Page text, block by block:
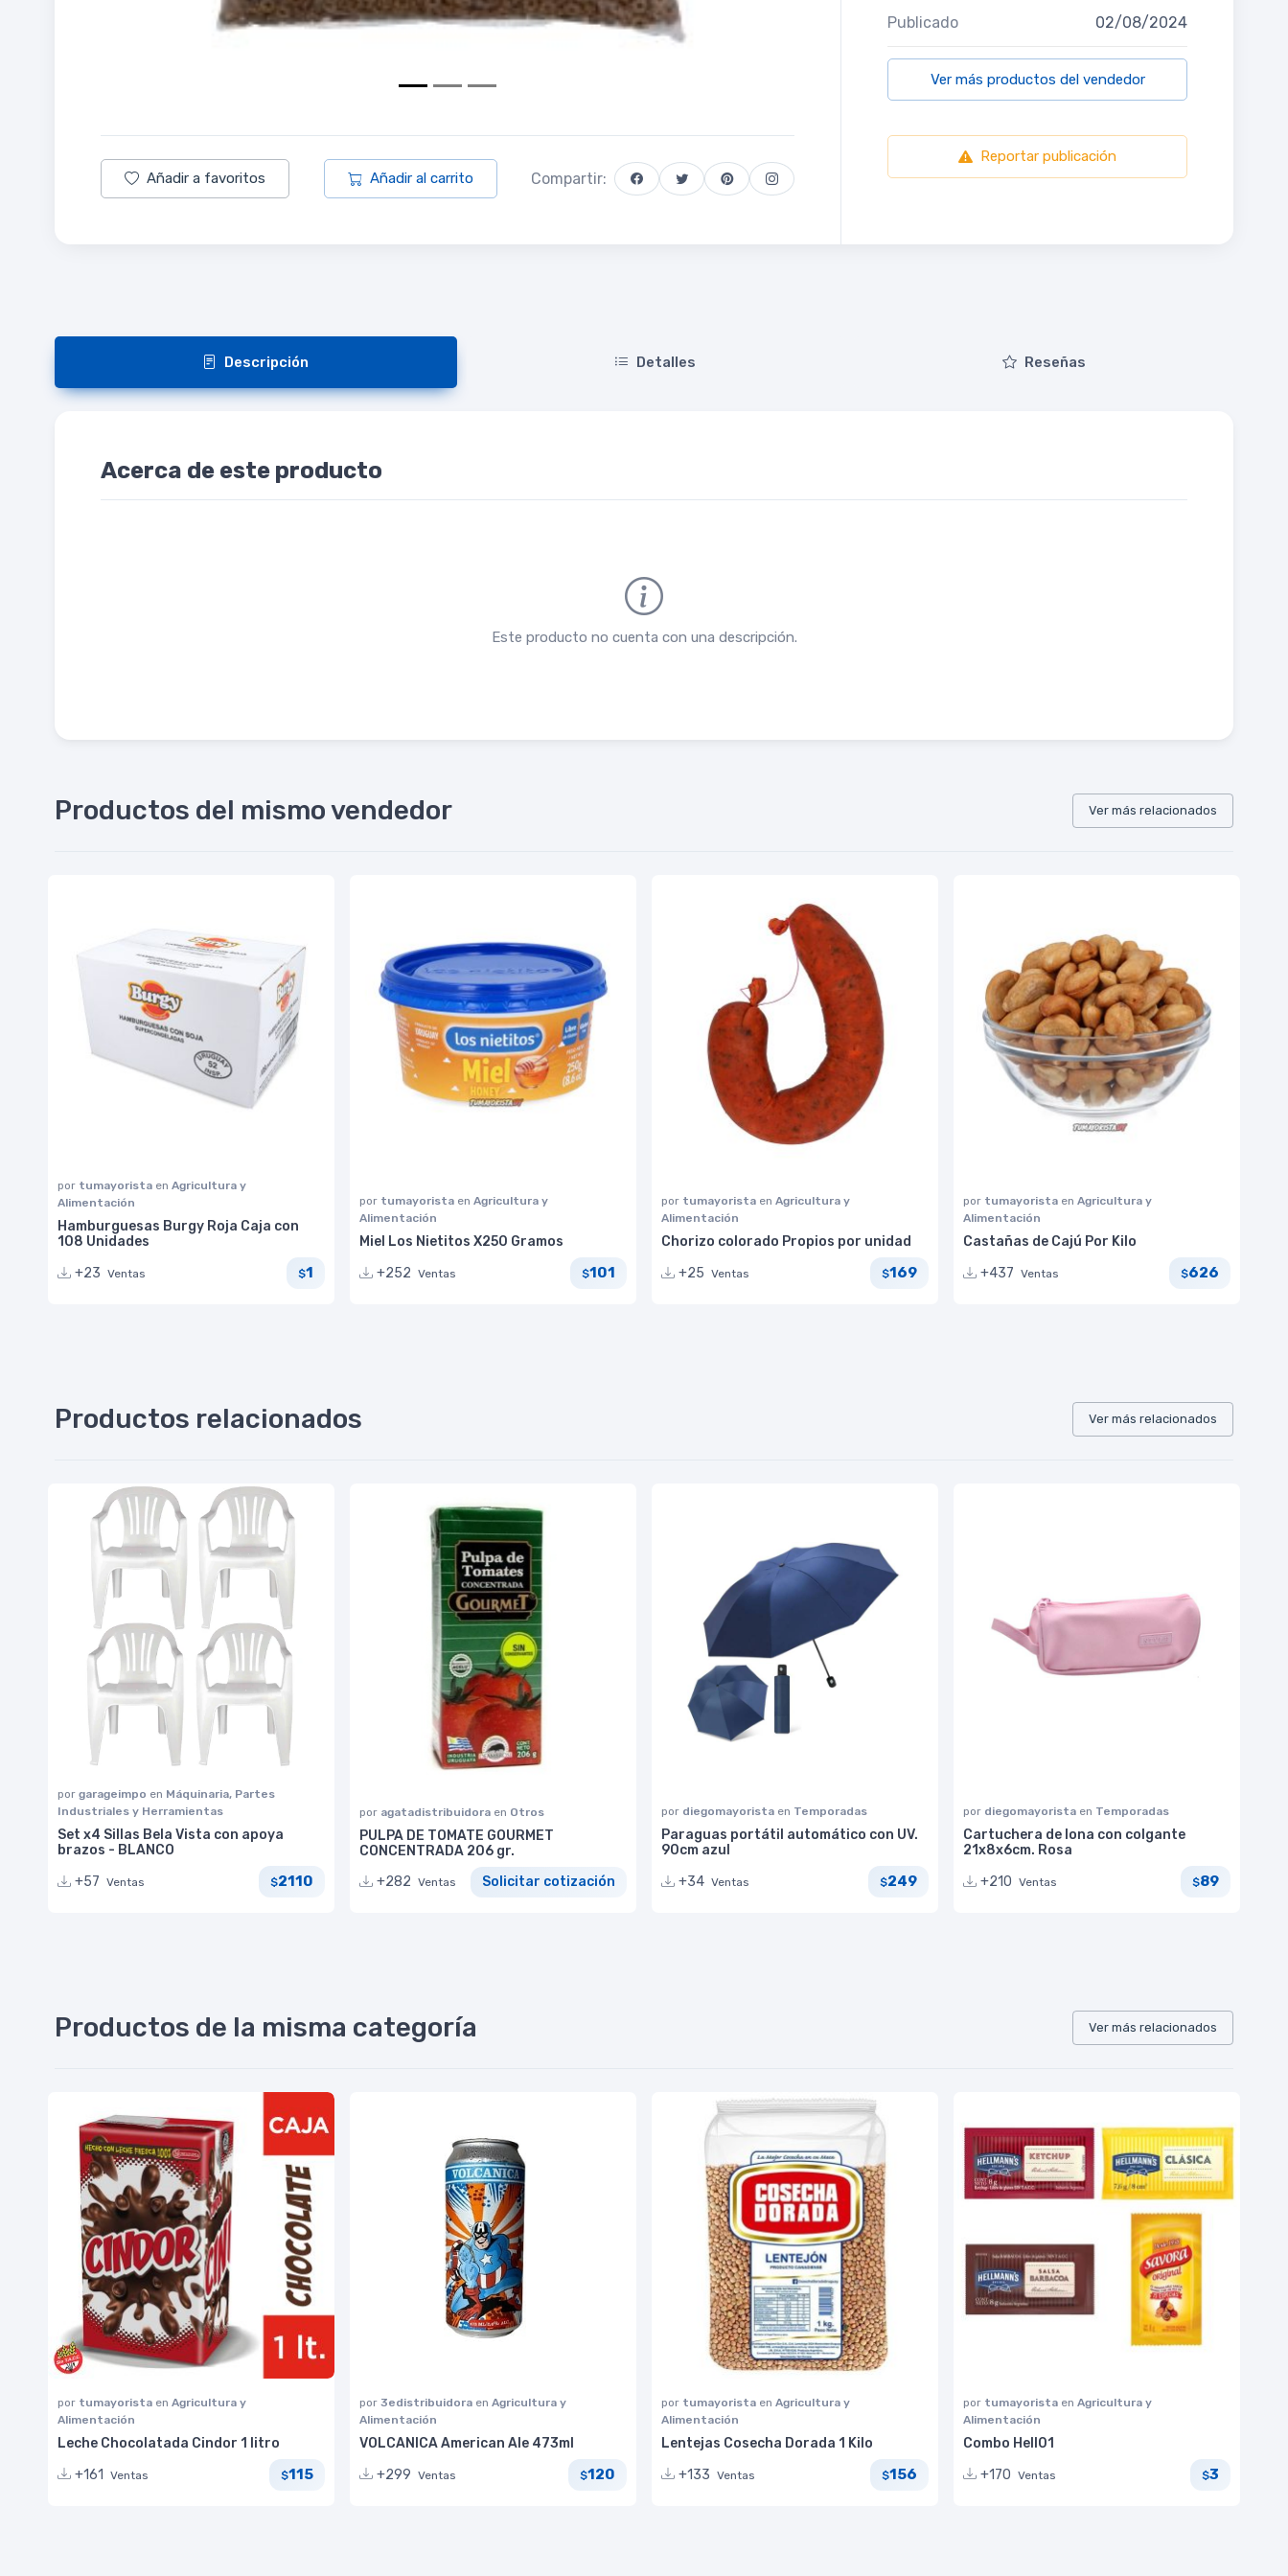
Añadir a favoritos Añadir al carrito Compartir:
Publicado 02/08/2024
Ver más productos del vendedor
Reportar publicación
Descripción Detalles Reseñas
Acerca de este producto
Este producto no cuenta con una descripción.
Productos del mismo vendedor Ver más relacionados
por tumayorista en Agricultura y
Alimentación
Hamburguesas Burgy Roja Caja con
108 Unidades
+23 Ventas $1
por tumayorista en Agricultura y
Alimentación
Miel Los Nietitos X250 Gramos
+252 Ventas $101
por tumayorista en Agricultura y
Alimentación
Chorizo colorado Propios por unidad
+25 Ventas $169
por tumayorista en Agricultura y
Alimentación
Castañas de Cajú Por Kilo
+437 Ventas $626
Productos relacionados Ver más relacionados
por garageimpo en Máquinaria, Partes
Industriales y Herramientas
Set x4 Sillas Bela Vista con apoya
brazos - BLANCO
+57 Ventas $2110
por agatadistribuidora en Otros
PULPA DE TOMATE GOURMET
CONCENTRADA 206 gr.
+282 Ventas Solicitar cotización
por diegomayorista en Temporadas
Paraguas portátil automático con UV.
90cm azul
+34 Ventas $249
por diegomayorista en Temporadas
Cartuchera de lona con colgante
21x8x6cm. Rosa
+210 Ventas $89
Productos de la misma categoría Ver más relacionados
por tumayorista en Agricultura y
Alimentación
Leche Chocolatada Cindor 1 litro
+161
Ventas $115
por 3edistribuidora en Agricultura y
Alimentación
VOLCANICA American Ale 473ml
+299 Ventas $120
por tumayorista en Agricultura y
Alimentación
Lentejas Cosecha Dorada 1 Kilo
+133 Ventas $156
por tumayorista en Agricultura y
Alimentación
Combo Hell01
+170 Ventas $3